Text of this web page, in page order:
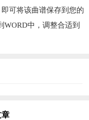
可将该曲谱保存到您的
中，调整合适到
章